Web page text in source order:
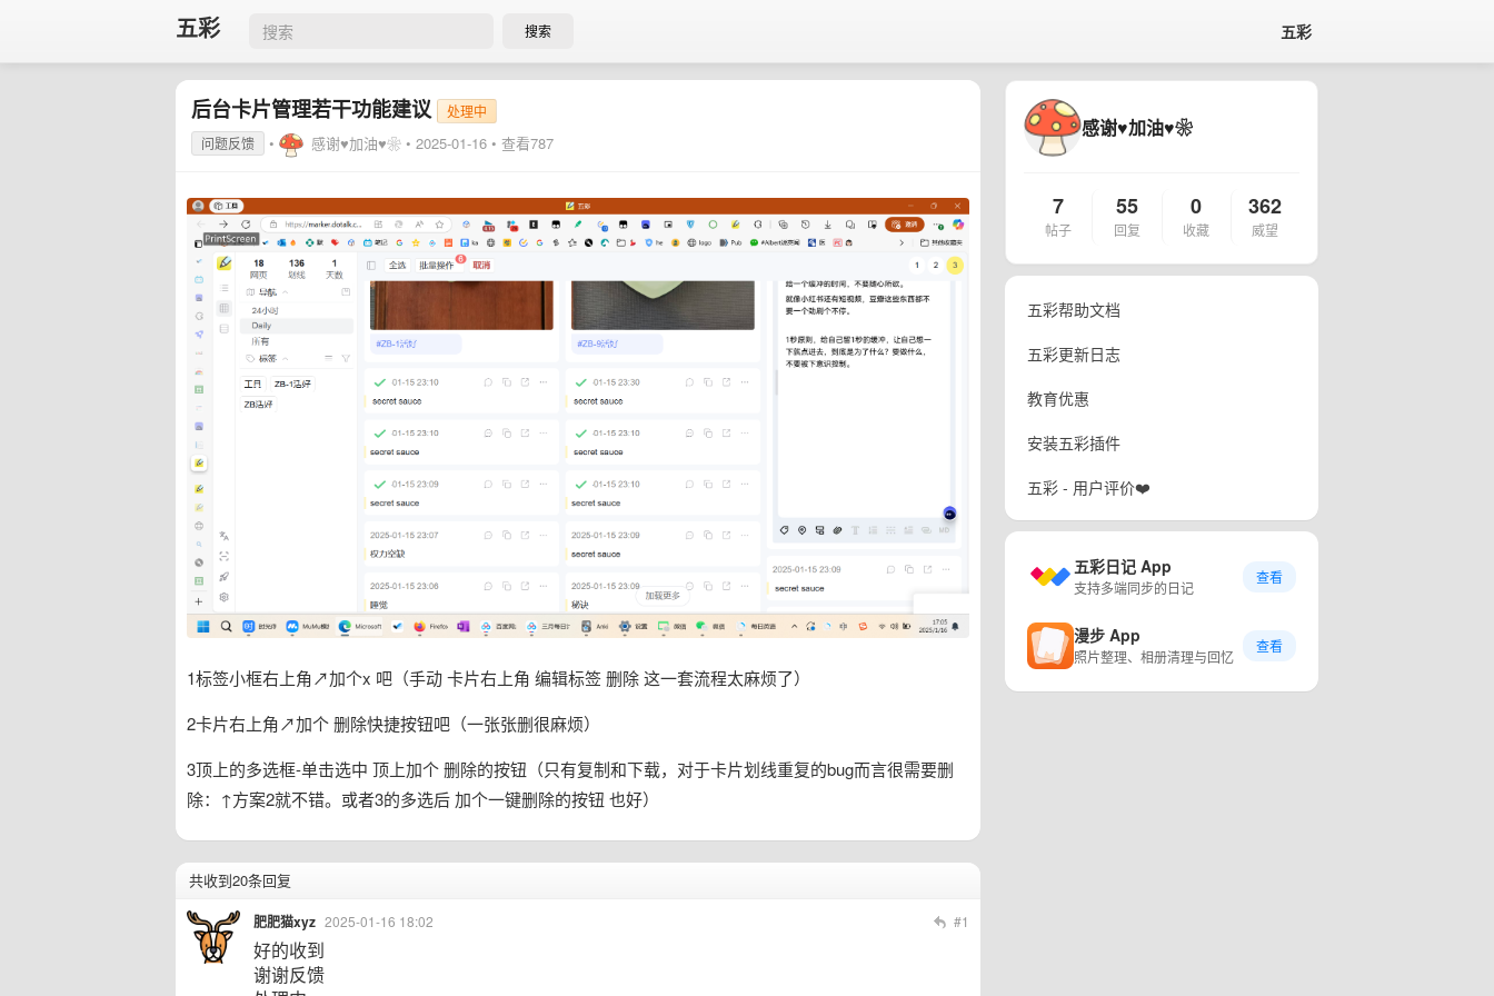
五彩 搜索 五彩
后台卡片管理若干功能建议
处理中
问题反馈
• 感谢♥加油♥❀ • 2025-01-16 • 查看787
1标签小框右上角↗加个x 吧（手动 卡片右上角 编辑标签 删除 这一套流程太麻烦了）
2卡片右上角↗加个 删除快捷按钮吧（一张张删很麻烦）
3顶上的多选框-单击选中 顶上加个 删除的按钮（只有复制和下载，对于卡片划线重复的bug而言很需要删
除：↑方案2就不错。或者3的多选后 加个一键删除的按钮 也好）
共收到20条回复
肥肥猫xyz 2025-01-16 18:02 #1
好的收到
谢谢反馈
感谢♥加油♥❀
7
帖子
55
回复
0
收藏
362
威望
五彩帮助文档
五彩更新日志
教育优惠
安装五彩插件
五彩 - 用户评价❤️
五彩日记 App
支持多端同步的日记
查看
漫步 App
照片整理、相册清理与回忆
查看